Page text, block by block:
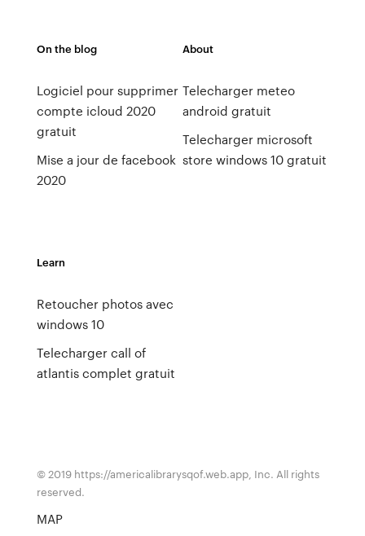
On the blog
Logiciel pour supprimer
compte icloud 2020
gratuit
Mise a jour de facebook
2020
About
Telecharger meteo
android gratuit
Telecharger microsoft
store windows 10 gratuit
Learn
Retoucher photos avec
windows 10
Telecharger call of
atlantis complet gratuit
© 2019 https://americalibrarysqof.web.app, Inc. All rights
reserved.
MAP